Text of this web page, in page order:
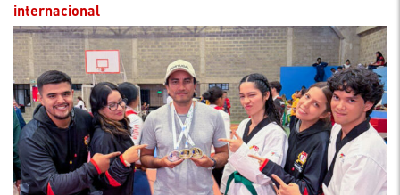
internacional